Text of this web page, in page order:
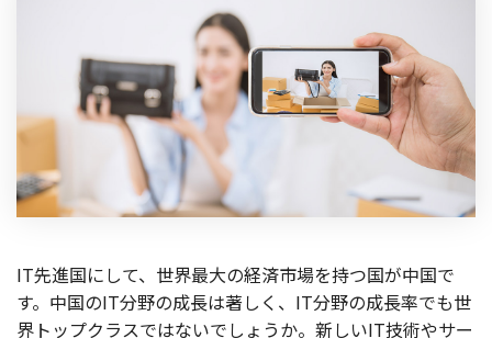
ショッピングモール型 EC
マルチテナント、マルチブランドなど
通販受注対応
ECと通販の連動を可能に
EC運用支援
継続的に結果を出し続けるECサイトへ
ライセンス契約
IT先進国にして、世界最大の経済市場を持つ国が中国で
す。中国のIT分野の成長は著しく、IT分野の成長率でも世
界トップクラスではないでしょうか。新しいIT技術やサー